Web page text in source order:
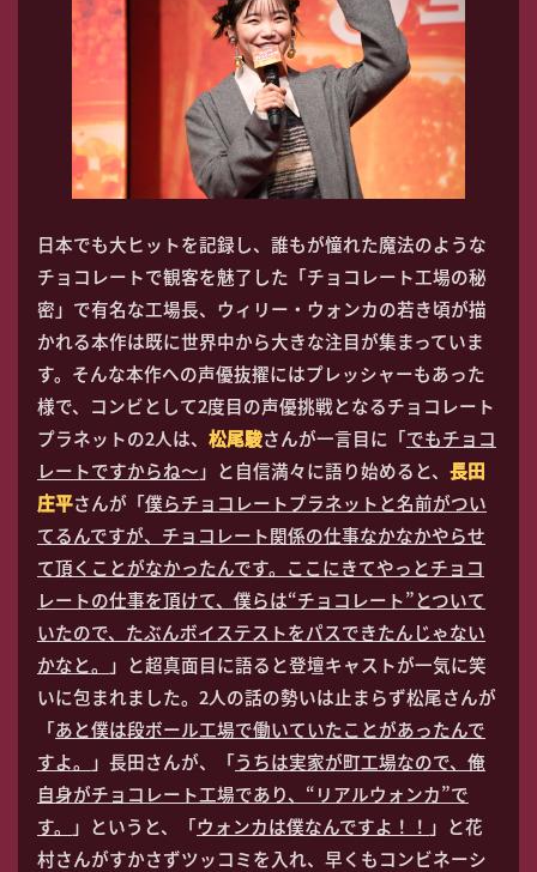
日本でも大ヒットを記録し、誰もが憧れた魔法のような
チョコレートで観客を魅了した「チョコレート工場の秘
密」で有名な工場長、ウィリー・ウォンカの若き頃が描
かれる本作は既に世界中から大きな注目が集まっていま
す。そんな本作への声優抜擢にはプレッシャーもあった
様で、コンビとして2度目の声優挑戦となるチョコレート
プラネットの2人は、 松尾駿さんが一言目に「でもチョコ
レートですからね～」と自信満々に語り始めると、 長田
庄平さんが「僕らチョコレートプラネットと名前がつい
てるんですが、チョコレート関係の仕事なかなかやらせ
て頂くことがなかったんです。ここにきてやっとチョコ
レートの仕事を頂けて、僕らは“チョコレート”とついて
いたので、たぶんボイステストをパスできたんじゃない
かなと。
」と超真面目に語ると登壇キャストが一気に笑
いに包まれました。2人の話の勢いは止まらず松尾さんが
「あと僕は段ボール工場で働いていたことがあったんで
すよ。
」長田さんが、「うちは実家が町工場なので、俺
自身がチョコレート工場であり、“リアルウォンカ”で
す。
」というと、「ウォンカは僕なんですよ！！ 」と花
村さんがすかさずツッコミを入れ、早くもコンビネーシ